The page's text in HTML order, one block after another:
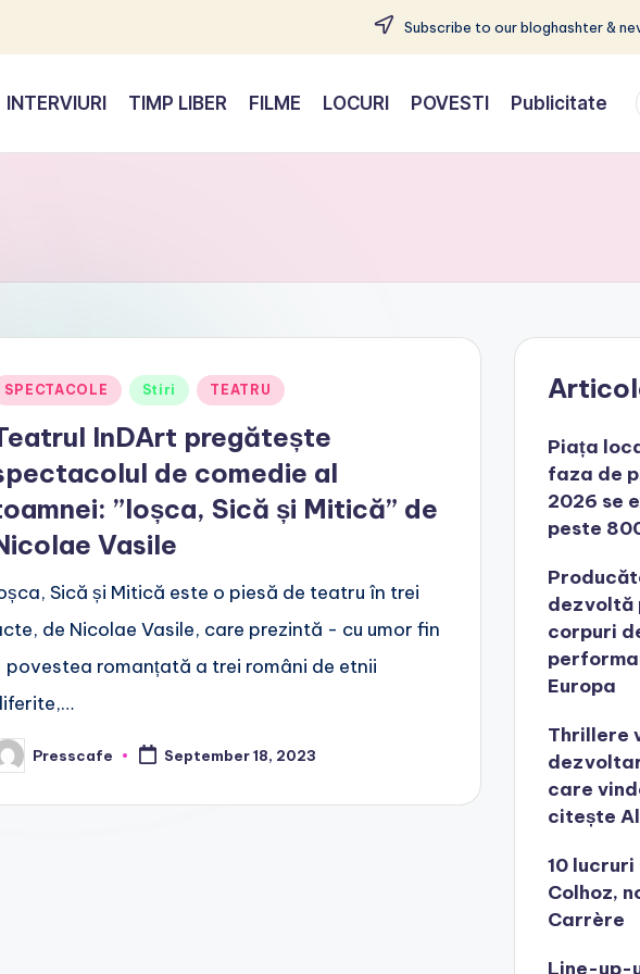
Subscribe to our bloghashter &
INTERVIURI TIMP LIBER FILME LOCURI POVESTI Publicitate
SPECTACOLE Stiri TEATRU
InDArt pregătește
de comedie al
”Ioșca, Sică și Mitică” de
Vasile
Sică și Mitică este o piesă de teatru în trei
de Nicolae Vasile, care prezintă - cu umor fin
povestea romanțată a trei români de etnii
Presscafe September 18, 2023
Piața
faza de
2026 se
peste
dezvoltă
corpuri
Europa
Thrillere
care
citește
10
Colhoz,
Carrère
Line-up-